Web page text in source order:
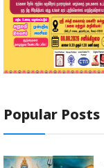
Popular Posts